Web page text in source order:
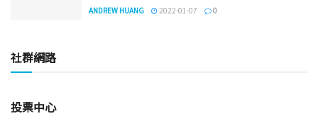
ANDREW HUANG 2022-01-07 0
社群網路
投票中心